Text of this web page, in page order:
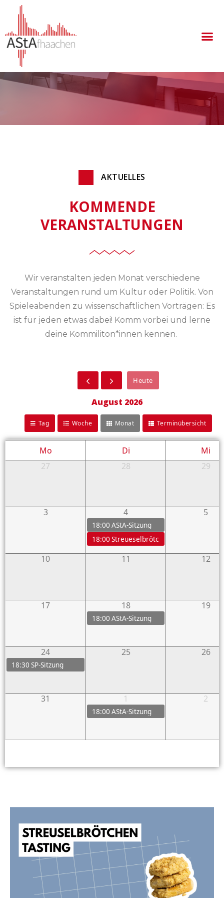
veranstalten.
AKTUELLES
KOMMENDE
VERANSTALTUNGEN
Wir veranstalten jeden Monat verschiedene
Veranstaltungen rund um Kultur oder Politik. Von
Spieleabenden zu wissenschaftlichen Vorträgen: Es
ist für jeden etwas dabei! Komm vorbei und lerne
deine Kommiliton*innen kennen.
Heute
August 2026
Tag Woche Monat Terminübersicht
Mo Di
Mi
27
28 29
3 4
18:00 AStA-Sitzung
18:00 Streueselbrötchen Tasting
5
10 11 12
17 18
18:00 AStA-Sitzung
19
24
18:30 SP-Sitzung
25 26
31 1
18:00 AStA-Sitzung
2